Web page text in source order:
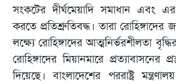
সংকটের দীর্ঘমেয়াদি সমাধান এবং
করতে প্রতিশ্রুতিবদ্ধ। তারা
লক্ষ্যে রোহিঙ্গাদের আত্মনির্ভরশীলতা
রোহিঙ্গাদের মিয়ানমারে প্রত্যাবাসনের
দিয়েছে। বাংলাদেশের পররাষ্ট্র